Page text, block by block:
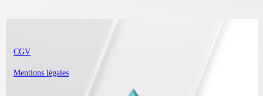
CGV
Mentions légales